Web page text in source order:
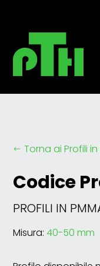
# Torna ai Profili
Codice
PROFILI IN
Misura:40-50 mm